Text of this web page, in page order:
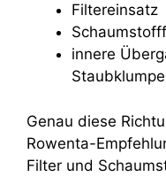
Filtereinsatz
innere
Genau diese
Rowenta-
Filter und